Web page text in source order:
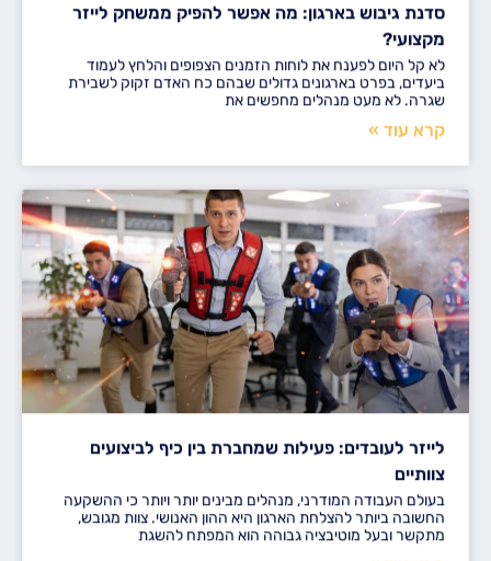
סדנת גיבוש בארגון: מה אפשר להפיק ממשחק לייזר
מקצועי?
לא קל היום לפענח את לוחות הזמנים הצפופים והלחץ לעמוד
ביעדים, בפרט בארגונים גדולים שבהם כח האדם זקוק לשבירת
שגרה. לא מעט מנהלים מחפשים את
קרא עוד »
לייזר לעובדים: פעילות שמחברת בין כיף לביצועים
צוותיים
בעולם העבודה המודרני, מנהלים מבינים יותר ויותר כי ההשקעה
החשובה ביותר להצלחת הארגון היא ההון האנושי. צוות מגובש,
מתקשר ובעל מוטיבציה גבוהה הוא המפתח להשגת